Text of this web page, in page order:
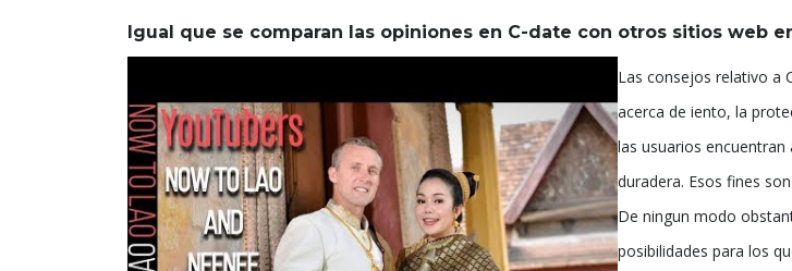
Igual que se comparan las opiniones en C-date con otros sitios web
Las consejos relativo a
acerca de iento, la
las usuarios
duradera. Esos fines
De ningun modo
posibilidades para los